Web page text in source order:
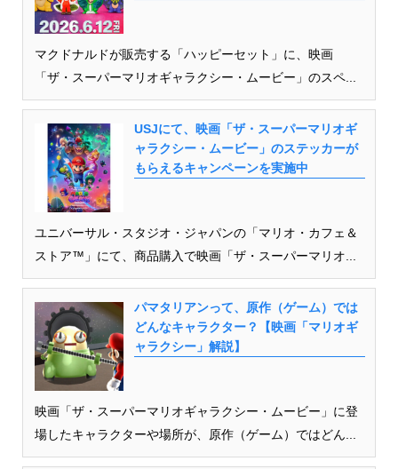
マクドナルドが販売する「ハッピーセット」に、映画
「ザ・スーパーマリオギャラクシー・ムービー」のスペ...
USJにて、映画「ザ・スーパーマリオギ
ャラクシー・ムービー」のステッカーが
もらえるキャンペーンを実施中
ユニバーサル・スタジオ・ジャパンの「マリオ・カフェ＆
ストア™」にて、商品購入で映画「ザ・スーパーマリオ...
パマタリアンって、原作（ゲーム）では
どんなキャラクター？【映画「マリオギ
ャラクシー」解説】
映画「ザ・スーパーマリオギャラクシー・ムービー」に登
場したキャラクターや場所が、原作（ゲーム）ではどん...